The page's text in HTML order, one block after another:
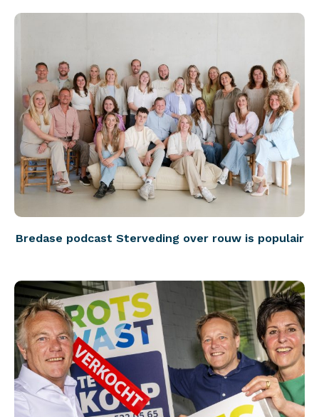
Bredase podcast Sterveding over rouw is populair